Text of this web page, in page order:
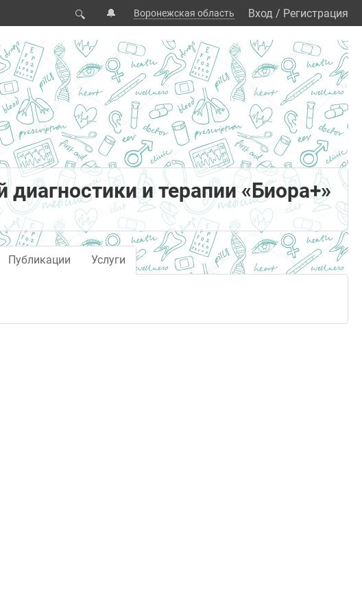
🔍 🔔 Воронежская область Вход / Регистрация
и терапии «Биора+»
Публикации Услуги